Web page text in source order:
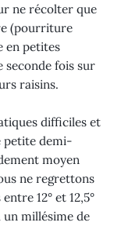
ne récolter que
(pourriture
en petites
seconde fois sur
raisins.
difficiles et
petite demi-
moyen
ne regrettons
12° et 12,5°
un millésime de